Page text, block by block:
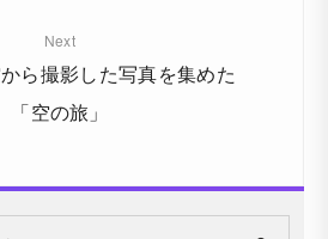
Next
ら撮影した写真を集めた
「空の旅」